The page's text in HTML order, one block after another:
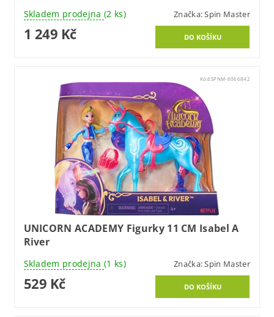
Skladem prodejna (2 ks) Značka:Spin Master
1 249 Kč
Kód:SPNM-6066842
UNICORN ACADEMY Figurky 11 CM Isabel A
River
Skladem prodejna (1 ks) Značka:Spin Master
529 Kč